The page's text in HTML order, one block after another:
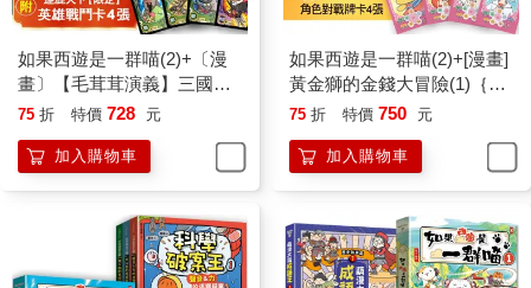
如果西遊是一群喵(2)+〔漫
畫〕【毛茸茸演義】三國爭
霸帥翻天(1)【二冊套書】(附
鬥卡４張）
75 折 特價 728 元
加入購物車
如果西遊是一群喵(2)+[漫畫]
黃金獅的金錢大冒險(1)｛附
✦理財小高手．角色對戰牌
75 折 特價 750 元
加入購物車